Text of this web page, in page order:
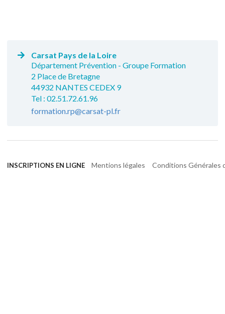
Carsat Pays de la Loire
Département Prévention - Groupe Formation
2 Place de Bretagne
44932 NANTES CEDEX 9
Tel : 02.51.72.61.96
formation.rp@carsat-pl.fr
INSCRIPTIONS EN LIGNE Mentions légales Conditions Générales